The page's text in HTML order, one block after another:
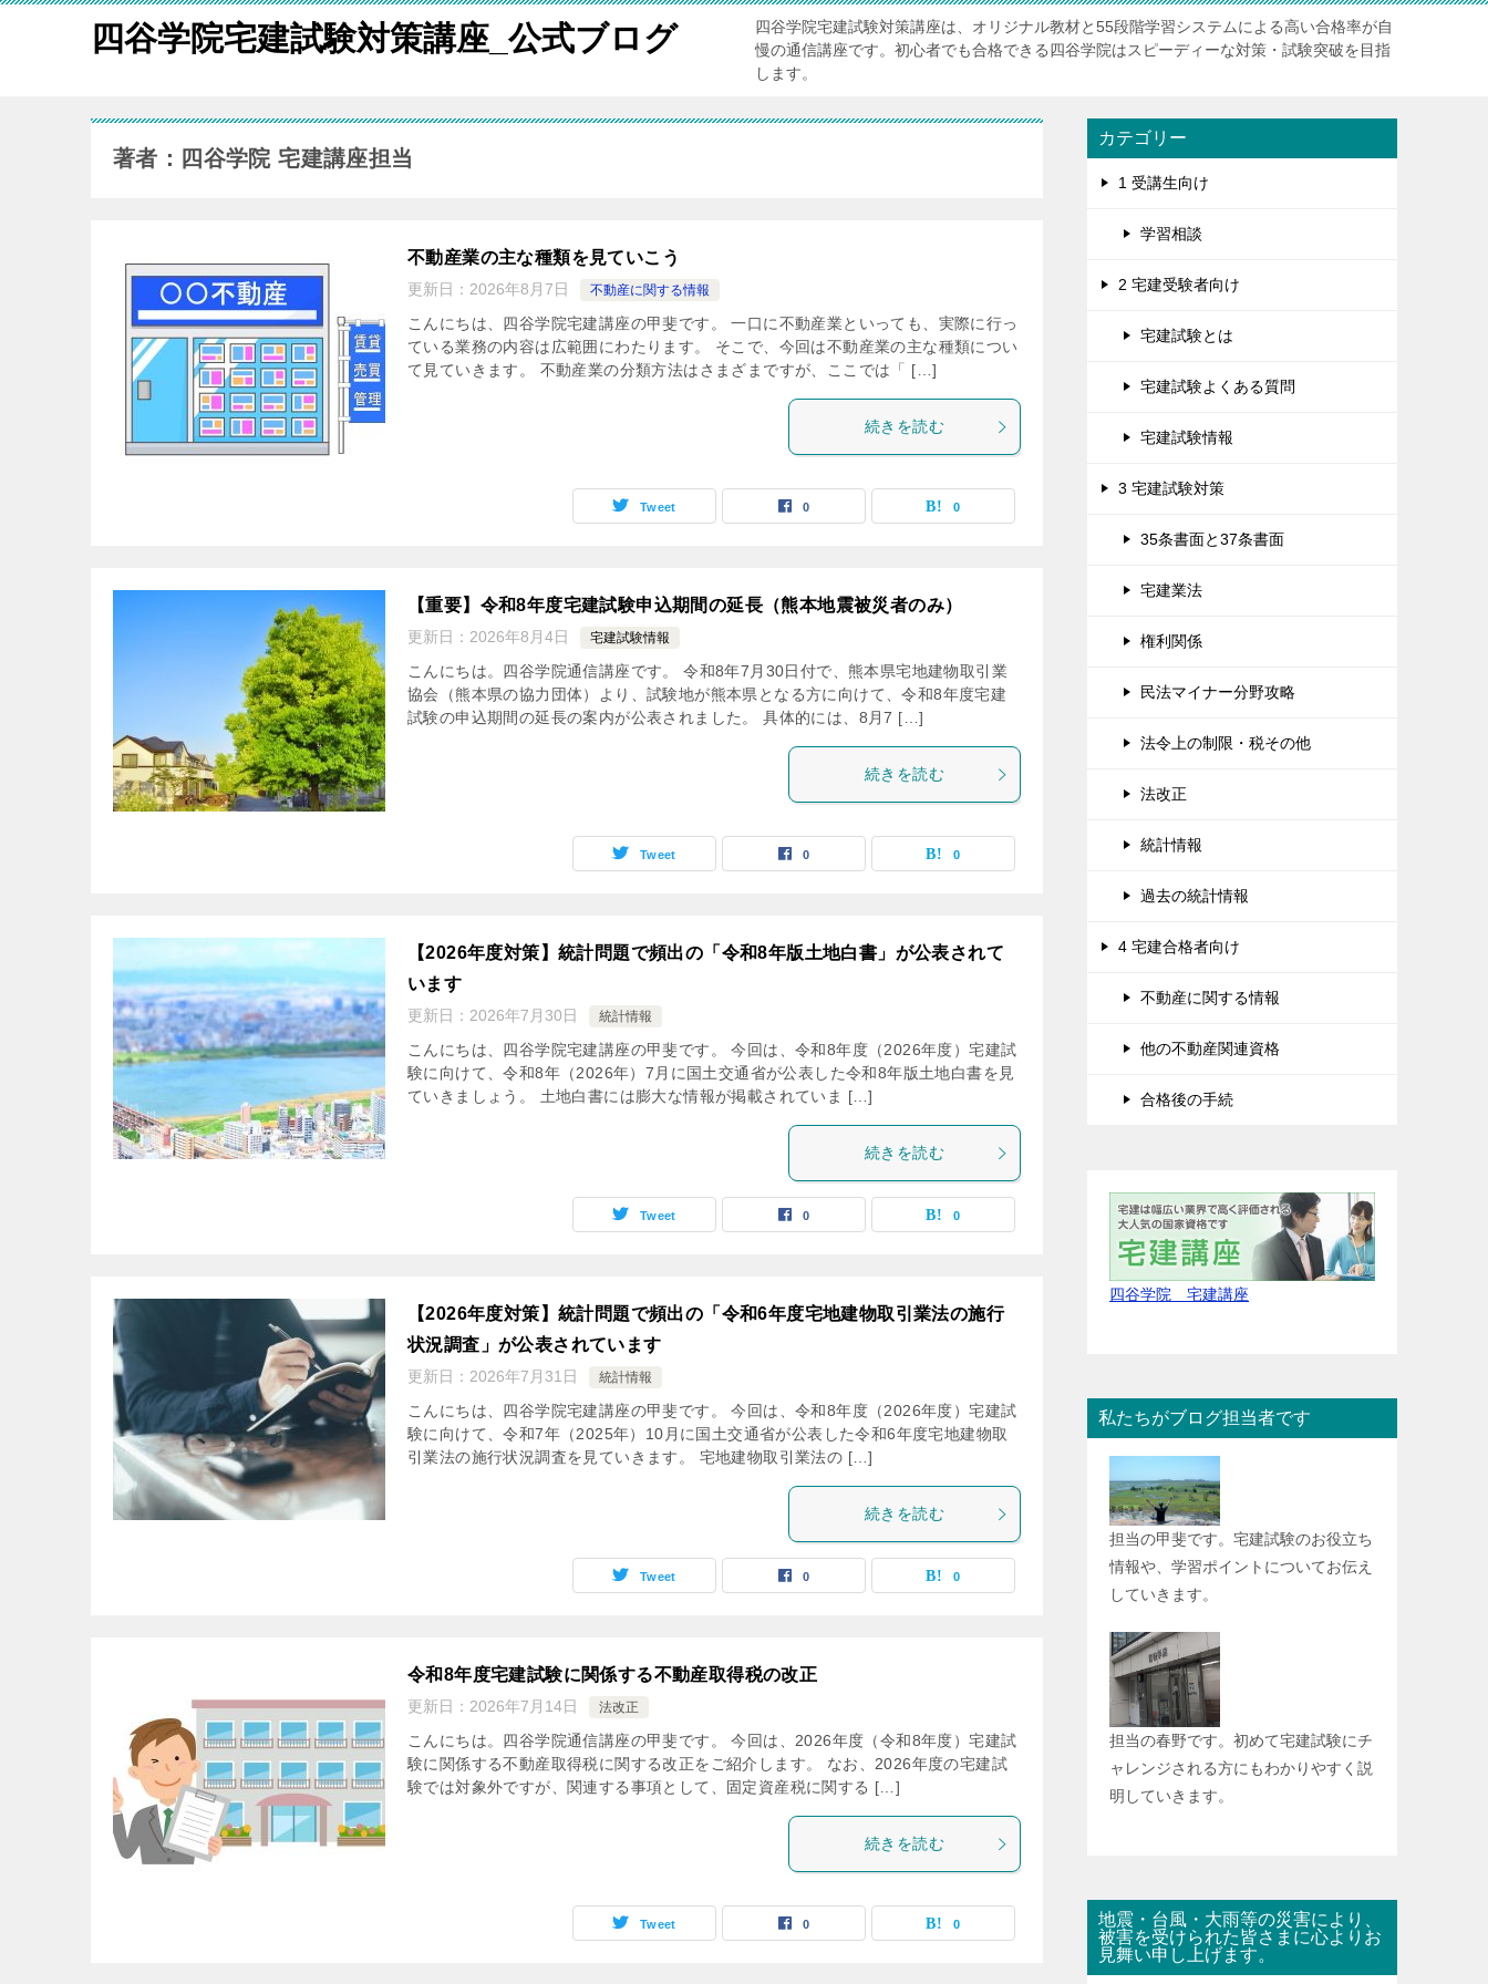
四谷学院宅建試験対策講座_公式ブログ
四谷学院宅建試験対策講座は、オリジナル教材と55段階学習システムによる高い合格率が自
慢の通信講座です。初心者でも合格できる四谷学院はスピーディーな対策・試験突破を目指
します。
著者：四谷学院 宅建講座担当
不動産業の主な種類を見ていこう
更新日： 2026年8月7日 不動産に関する情報
こんにちは、四谷学院宅建講座の甲斐です。 一口に不動産業といっても、実際に行っ
ている業務の内容は広範囲にわたります。 そこで、今回は不動産業の主な種類につい
て見ていきます。 不動産業の分類方法はさまざまですが、ここでは「 […]
続きを読む
Tweet 0 0
【重要】令和8年度宅建試験申込期間の延長（熊本地震被災者のみ）
更新日： 2026年8月4日 宅建試験情報
こんにちは。四谷学院通信講座です。 令和8年7月30日付で、熊本県宅地建物取引業
協会（熊本県の協力団体）より、試験地が熊本県となる方に向けて、令和8年度宅建
試験の申込期間の延長の案内が公表されました。 具体的には、8月7 […]
続きを読む
Tweet 0 0
【2026年度対策】統計問題で頻出の「令和8年版土地白書」が公表されて
います
更新日： 2026年7月30日 統計情報
こんにちは、四谷学院宅建講座の甲斐です。 今回は、令和8年度（2026年度）宅建試
験に向けて、令和8年（2026年）7月に国土交通省が公表した令和8年版土地白書を見
ていきましょう。 土地白書には膨大な情報が掲載されていま […]
続きを読む
Tweet 0 0
【2026年度対策】統計問題で頻出の「令和6年度宅地建物取引業法の施行
状況調査」が公表されています
更新日： 2026年7月31日 統計情報
こんにちは、四谷学院宅建講座の甲斐です。 今回は、令和8年度（2026年度）宅建試
験に向けて、令和7年（2025年）10月に国土交通省が公表した令和6年度宅地建物取
引業法の施行状況調査を見ていきます。 宅地建物取引業法の […]
続きを読む
Tweet 0 0
令和8年度宅建試験に関係する不動産取得税の改正
更新日： 2026年7月14日 法改正
こんにちは。四谷学院通信講座の甲斐です。 今回は、2026年度（令和8年度）宅建試
験に関係する不動産取得税に関する改正をご紹介します。 なお、2026年度の宅建試
験では対象外ですが、関連する事項として、固定資産税に関する […]
続きを読む
Tweet 0 0
カテゴリー
1 受講生向け
学習相談
2 宅建受験者向け
宅建試験とは
宅建試験よくある質問
宅建試験情報
3 宅建試験対策
35条書面と37条書面
宅建業法
権利関係
民法マイナー分野攻略
法令上の制限・税その他
法改正
統計情報
過去の統計情報
4 宅建合格者向け
不動産に関する情報
他の不動産関連資格
合格後の手続
四谷学院 宅建講座
私たちがブログ担当者です
担当の甲斐です。宅建試験のお役立ち
情報や、学習ポイントについてお伝え
していきます。
担当の春野です。初めて宅建試験にチ
ャレンジされる方にもわかりやすく説
明していきます。
地震・台風・大雨等の災害により、
被害を受けられた皆さまに心よりお
見舞い申し上げます。